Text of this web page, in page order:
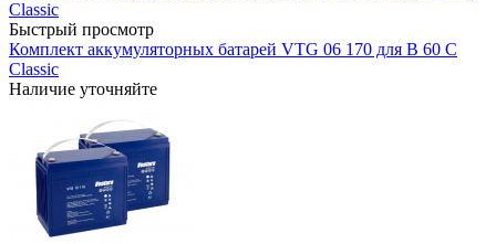
Быстрый просмотр
Комплект аккумуляторных батарей VTG 06 170 для B 60 C
Classic
Наличие уточняйте